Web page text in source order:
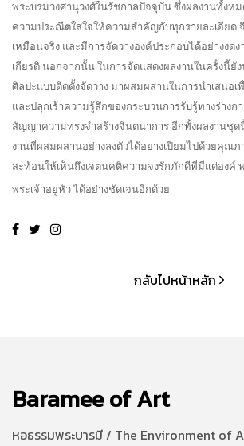
พระบรมวงศานุวงศ์ในรัชกาลปัจจุบัน ซึ่งผลงานทั้งห
ความประณีตใส่ใจให้ความสำคัญกับทุกรายละเอียด
เหมือนจริง และมีการจัดวางองค์ประกอบได้อย่างงด
เกียรติ นอกจากนั้น ในการจัดแสดงผลงานในครั้งนี้ยั
ศิลปะแบบติดตั้งจัดวาง มาผสมผสานในการนำเสนอเ
และปลุกเร้าความรู้สึกของกระบวนการรับรู้ทางร่างก
สัญญาความทรงจำสร้างจินตนาการ อีกทั้งผลงานชุ
งานที่ผสมผสานอย่างลงตัวได้อย่างเปี่ยมไปด้วยคุณภ
สะท้อนให้เห็นถึงเจตนคติความจงรักภักดีที่มีแด่องค์
พระเจ้าอยู่หัว ได้อย่างชัดเจนอีกด้วย
กลับไปหน้าหลัก
Baramee of Art
หอธรรมพระบารมี / The Environment of